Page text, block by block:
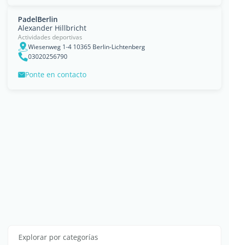
PadelBerlin
Alexander Hillbricht
Actividades deportivas
Wiesenweg 1-4 10365 Berlin-Lichtenberg
03020256790
Ponte en contacto
Explorar por categorías